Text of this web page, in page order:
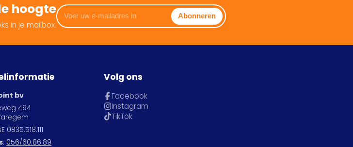
hoogte
in je mailbox.
Voer
uw
e-
in
Abonneren
bv
494
0835.518.111
: 056/60.86.89
Volg ons
Facebook
Instagram
TikTok